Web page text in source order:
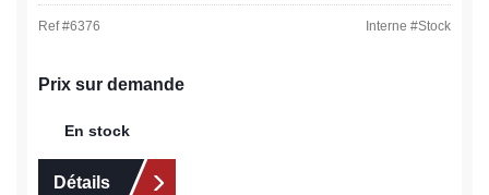
Ref #6376 Interne #Stock
Prix sur demande
En stock
Détails